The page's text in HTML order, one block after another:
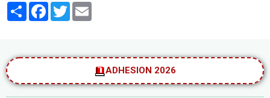
PartagerFacebook
Twitter
ADHESION 2026